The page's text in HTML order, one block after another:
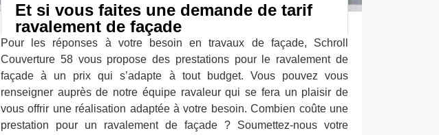
Et si vous faites une demande de tarif
ravalement de façade
Pour les réponses à votre besoin en travaux de façade, Schroll
Couverture 58 vous propose des prestations pour le ravalement de
façade à un prix qui s’adapte à tout budget. Vous pouvez vous
renseigner auprès de notre équipe ravaleur qui se fera un plaisir de
vous offrir une réalisation adaptée à votre besoin. Combien coûte une
prestation pour un ravalement de façade ? Soumettez-nous votre